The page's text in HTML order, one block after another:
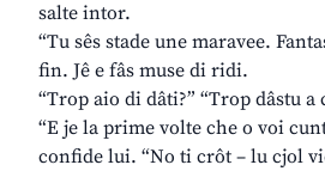
salte intor.
“Tu sês stade une maravee.
fin. Jê e fâs muse di ridi.
“Trop aio di dâti?” “Trop dâstu
“E je la prime volte che o voi
confide lui. “No ti crôt – lu cjol